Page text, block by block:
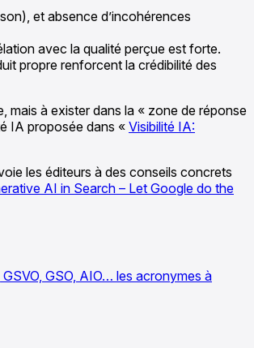
et absence d’incohérences
avec la qualité perçue est forte.
propre renforcent la crédibilité des
mais à exister dans la « zone de réponse
IA proposée dans « Visibilité IA:
les éditeurs à des conseils concrets
AI in Search – Let Google do the
GSVO, GSO, AIO… les acronymes à